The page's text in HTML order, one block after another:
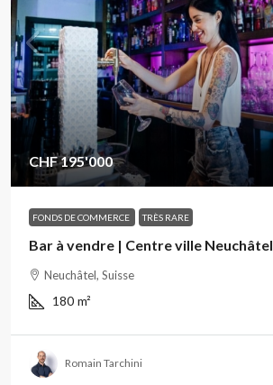
CHF 195'000
FONDS DE COMMERCE TRÈS RARE
Bar à vendre | Centre ville Neuchâtel
Neuchâtel, Suisse
180 m²
Romain Tarchini